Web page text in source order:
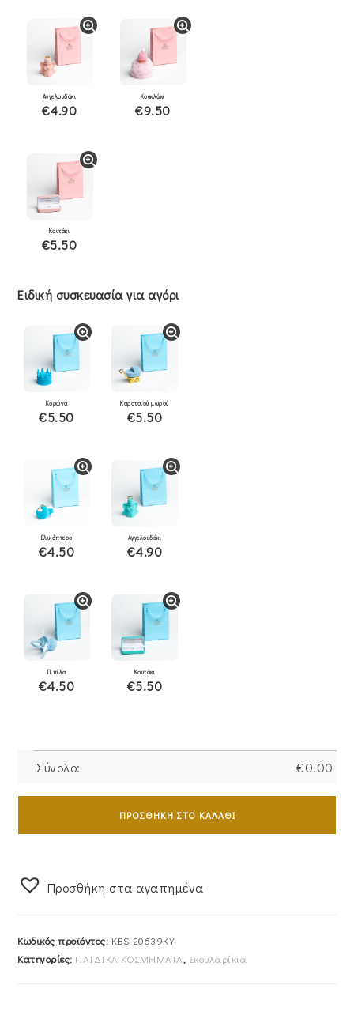
Αγγελουδάκι
€4.90
Κουκλάκι
€9.50
Κουτάκι
€5.50
Ειδική συσκευασία για αγόρι
Κορώνα
€5.50
Καροτσιού μωρού
€5.50
Ελικόπτερο
€4.50
Αγγελουδάκι
€4.90
Πιπίλα
€4.50
Κουτάκι
€5.50
Σύνολο: €0.00
Σκουλαρίκια
Παιδικά
20639KY
ΠΡΟΣΘΉΚΗ ΣΤΟ ΚΑΛΆΘΙ
Προσθήκη στα αγαπημένα
Κωδικός προϊόντος: KBS-20639KY
Κατηγορίες: ΠΑΙΔΙΚΑ ΚΟΣΜΗΜΑΤΑ, Σκουλαρίκια